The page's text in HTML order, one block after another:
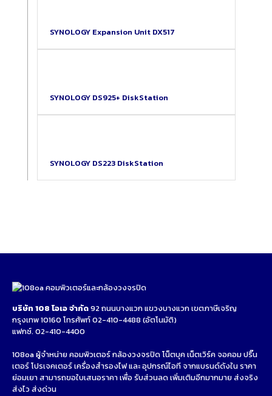
SYNOLOGY Expansion Unit DX517
SYNOLOGY DS925+ DiskStation
SYNOLOGY DS223 DiskStation
บริษัท 108 โอเอ จำกัด92 ถนนบางแวก แขวงบางแวก เขตภาษีเจริญ
กรุงเทพ 10160 โทรศัพท์02-410-4488 (อัตโนมัติ)
แฟกซ์. 02-410-4400
108oa ผู้จำหน่าย คอมพิวเตอร์ กล้องวงจรปิด โน็ตบุค เน็ตเวิร์ค จอคอม ปริ๊น
เตอร์ โปรเจคเตอร์ เครื่องสำรองไฟ และ อุปกรณ์ไอที จากแบรนด์ดังใน ราคา
ย่อมเยา สามารถขอใบเสนอราคา เพื่อ รับส่วนลด เพิ่มเติมอีกมากมาย ส่งจริง
ส่งไว ส่งด่วน